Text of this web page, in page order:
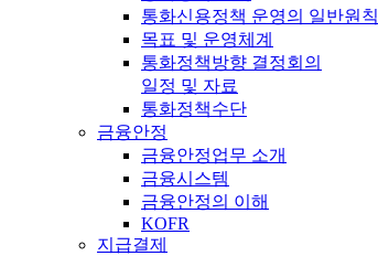
통화신용정책 운영의 일반원칙
목표 및 운영체계
통화정책방향 결정회의
일정 및 자료
통화정책수단
금융안정
금융안정업무 소개
금융시스템
금융안정의 이해
KOFR
지급결제